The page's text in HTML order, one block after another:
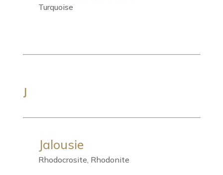
Turquoise
J
Jalousie
Rhodocrosite, Rhodonite